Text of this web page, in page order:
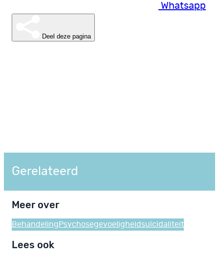
Whatsapp
Deel deze pagina
Gerelateerd
Meer over
Behandeling Psychosegevoeligheid suïcidaliteit
Lees ook